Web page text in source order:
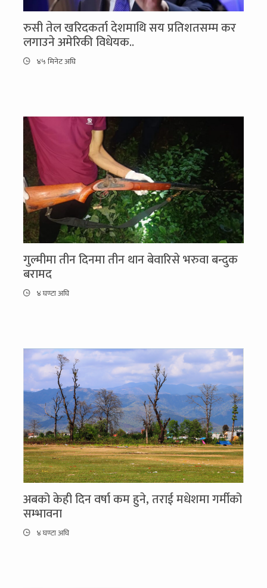
रुसी तेल खरिदकर्ता देशमाथि सय प्रतिशतसम्म कर
लगाउने अमेरिकी विधेयक..
४५ मिनेट अघि
गुल्मीमा तीन दिनमा तीन थान बेवारिसे भरुवा बन्दुक
बरामद
४ घण्टा अघि
अबको केही दिन वर्षा कम हुने, तराई मधेशमा गर्मीको
सम्भावना
४ घण्टा अघि